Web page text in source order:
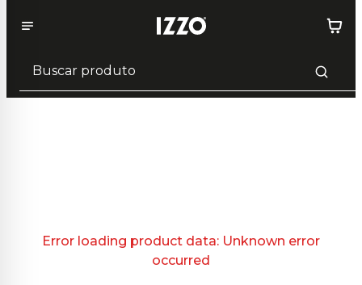
Error loading product data: Unknown error
occurred